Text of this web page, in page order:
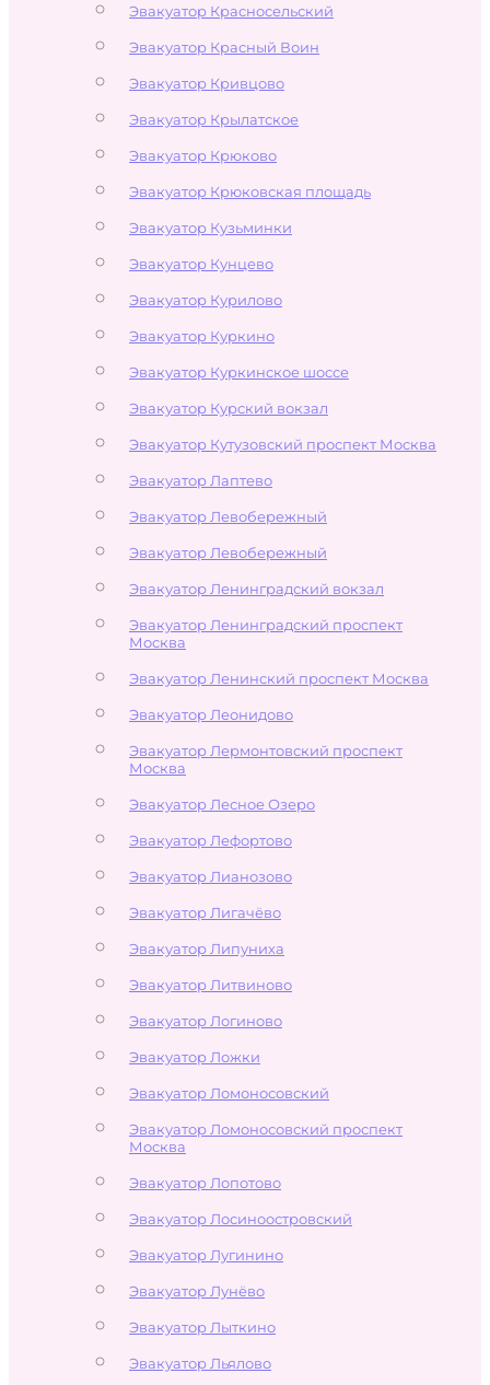
Эвакуатор Красносельский
Эвакуатор Красный Воин
Эвакуатор Кривцово
Эвакуатор Крылатское
Эвакуатор Крюково
Эвакуатор Крюковская площадь
Эвакуатор Кузьминки
Эвакуатор Кунцево
Эвакуатор Курилово
Эвакуатор Куркино
Эвакуатор Куркинское шоссе
Эвакуатор Курский вокзал
Эвакуатор Кутузовский проспект Москва
Эвакуатор Лаптево
Эвакуатор Левобережный
Эвакуатор Левобережный
Эвакуатор Ленинградский вокзал
Эвакуатор Ленинградский проспект
Москва
Эвакуатор Ленинский проспект Москва
Эвакуатор Леонидово
Эвакуатор Лермонтовский проспект
Москва
Эвакуатор Лесное Озеро
Эвакуатор Лефортово
Эвакуатор Лианозово
Эвакуатор Лигачёво
Эвакуатор Липуниха
Эвакуатор Литвиново
Эвакуатор Логиново
Эвакуатор Ложки
Эвакуатор Ломоносовский
Эвакуатор Ломоносовский проспект
Москва
Эвакуатор Лопотово
Эвакуатор Лосиноостровский
Эвакуатор Лугинино
Эвакуатор Лунёво
Эвакуатор Лыткино
Эвакуатор Льялово